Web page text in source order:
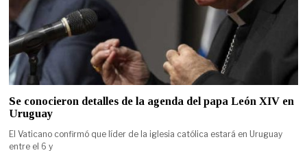
Se conocieron detalles de la agenda del papa León XIV en
Uruguay
El Vaticano confirmó que líder de la iglesia católica estará en Uruguay
entre el 6 y